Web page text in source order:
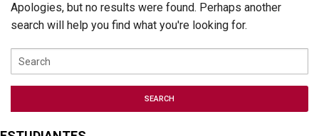
Apologies, but no results were found. Perhaps another
search will help you find what you're looking for.